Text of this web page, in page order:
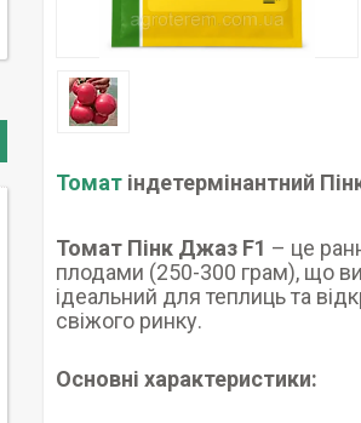
Томат індетермінантний
Томат Пінк Джаз F1 – це
плодами (250-300 грам), що
ідеальний для теплиць та
свіжого ринку.
Основні характеристики: